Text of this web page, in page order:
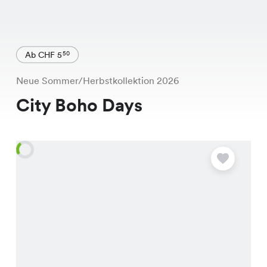
Ab CHF 550
Neue Sommer/Herbstkollektion 2026
City Boho Days